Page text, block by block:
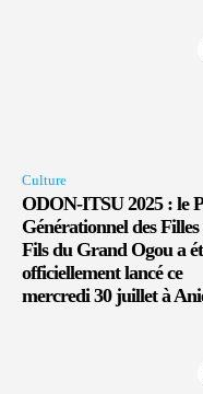
Culture
ODON-ITSU 2025 : le
Générationnel des Filles
Fils du Grand Ogou a
officiellement lancé ce
mercredi 30 juillet à